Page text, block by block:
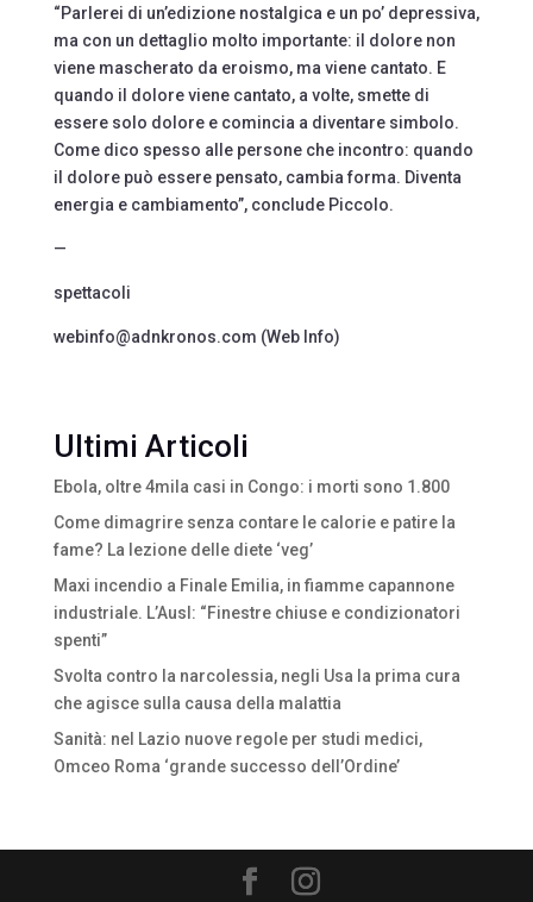
“Parlerei di un’edizione nostalgica e un po’ depressiva,
ma con un dettaglio molto importante: il dolore non
viene mascherato da eroismo, ma viene cantato. E
quando il dolore viene cantato, a volte, smette di
essere solo dolore e comincia a diventare simbolo.
Come dico spesso alle persone che incontro: quando
il dolore può essere pensato, cambia forma. Diventa
energia e cambiamento”, conclude Piccolo.
—
spettacoli
webinfo@adnkronos.com (Web Info)
Ultimi Articoli
Ebola, oltre 4mila casi in Congo: i morti sono 1.800
Come dimagrire senza contare le calorie e patire la
fame? La lezione delle diete ‘veg’
Maxi incendio a Finale Emilia, in fiamme capannone
industriale. L’Ausl: “Finestre chiuse e condizionatori
spenti”
Svolta contro la narcolessia, negli Usa la prima cura
che agisce sulla causa della malattia
Sanità: nel Lazio nuove regole per studi medici,
Omceo Roma ‘grande successo dell’Ordine’